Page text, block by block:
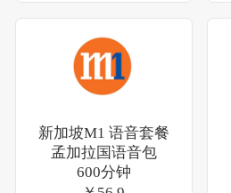
新加坡M1 语音套餐
孟加拉国语音包
600分钟